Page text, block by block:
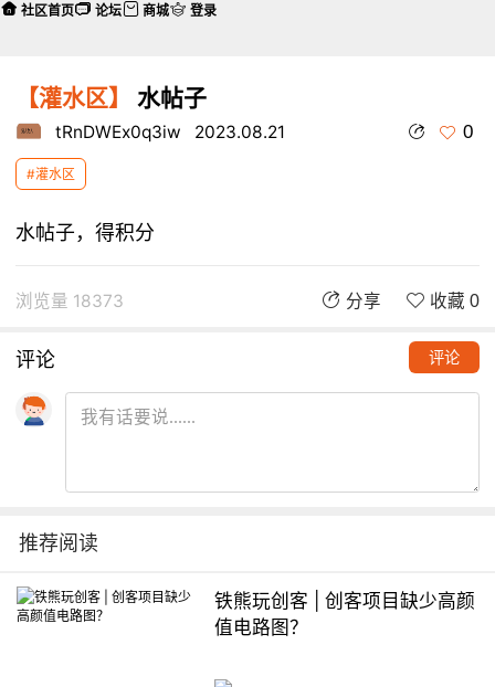
【灌水区】 水帖子
tRnDWEx0q3iw 2023.08.21 0
#灌水区
水帖子，得积分
浏览量 18373 分享 收藏 0
评论 评论
推荐阅读
铁熊玩创客 | 创客项目缺少高颜
值电路图？
社区首页 论坛 商城 登录